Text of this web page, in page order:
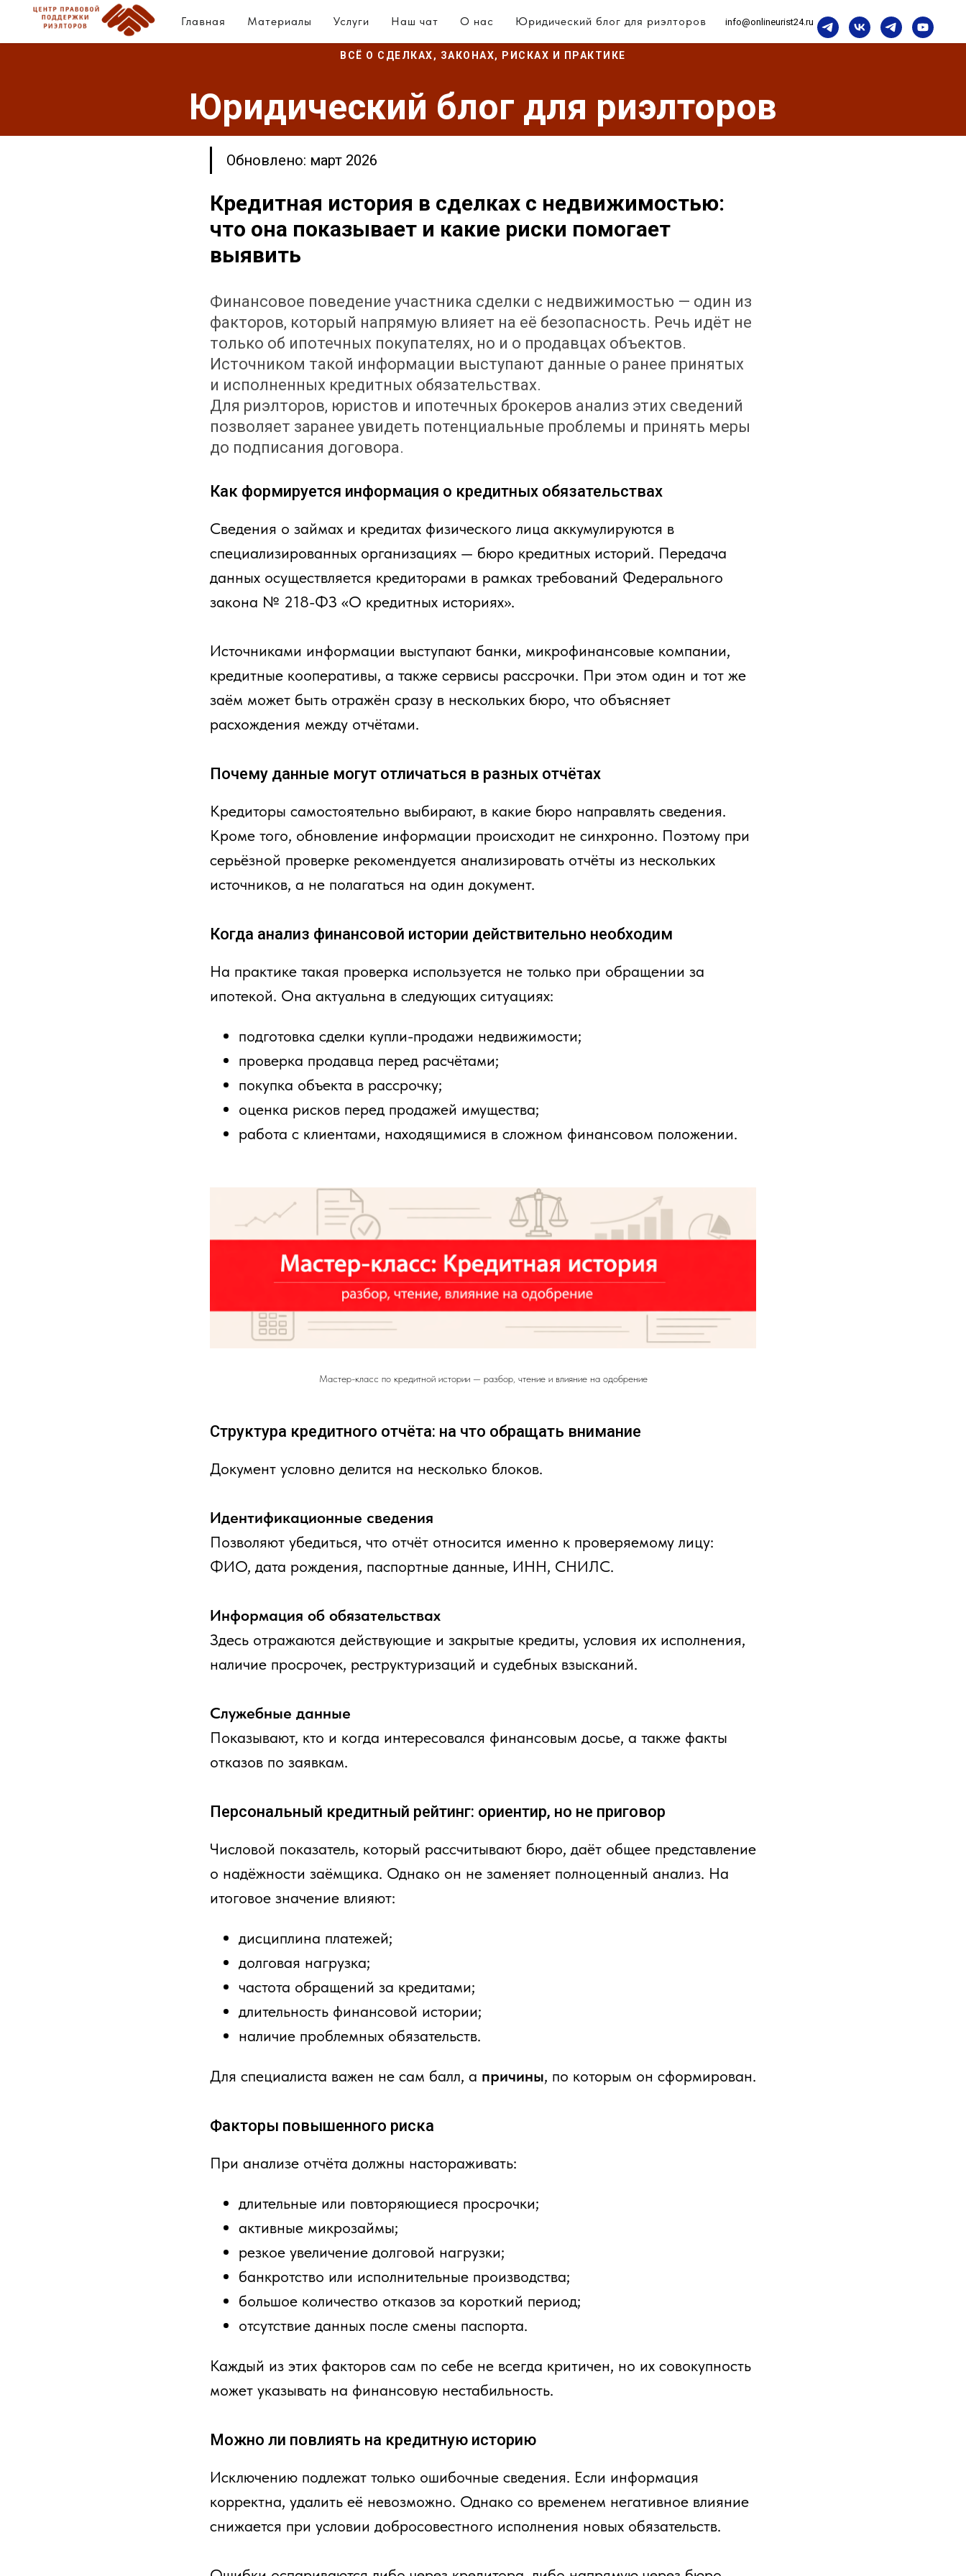
Главная Материалы Услуги Наш чат О нас Юридический блог для риэлторов info@onlineurist24.ru
ВСЁ О СДЕЛКАХ, ЗАКОНАХ, РИСКАХ И ПРАКТИКЕ
Юридический блог для риэлторов
Обновлено: март 2026
Кредитная история в сделках с недвижимостью:
что она показывает и какие риски помогает
выявить
Финансовое поведение участника сделки с недвижимостью — один из
факторов, который напрямую влияет на её безопасность. Речь идёт не
только об ипотечных покупателях, но и о продавцах объектов.
Источником такой информации выступают данные о ранее принятых
и исполненных кредитных обязательствах.
Для риэлторов, юристов и ипотечных брокеров анализ этих сведений
позволяет заранее увидеть потенциальные проблемы и принять меры
до подписания договора.
Как формируется информация о кредитных обязательствах
Сведения о займах и кредитах физического лица аккумулируются в
специализированных организациях — бюро кредитных историй. Передача
данных осуществляется кредиторами в рамках требований Федерального
закона № 218-ФЗ «О кредитных историях».
Источниками информации выступают банки, микрофинансовые компании,
кредитные кооперативы, а также сервисы рассрочки. При этом один и тот же
заём может быть отражён сразу в нескольких бюро, что объясняет
расхождения между отчётами.
Почему данные могут отличаться в разных отчётах
Кредиторы самостоятельно выбирают, в какие бюро направлять сведения.
Кроме того, обновление информации происходит не синхронно. Поэтому при
серьёзной проверке рекомендуется анализировать отчёты из нескольких
источников, а не полагаться на один документ.
Когда анализ финансовой истории действительно необходим
На практике такая проверка используется не только при обращении за
ипотекой. Она актуальна в следующих ситуациях:
подготовка сделки купли-продажи недвижимости;
проверка продавца перед расчётами;
покупка объекта в рассрочку;
оценка рисков перед продажей имущества;
работа с клиентами, находящимися в сложном финансовом положении.
Мастер-класс по кредитной истории — разбор, чтение и влияние на одобрение
Структура кредитного отчёта: на что обращать внимание
Документ условно делится на несколько блоков.
Идентификационные сведения
Позволяют убедиться, что отчёт относится именно к проверяемому лицу:
ФИО, дата рождения, паспортные данные, ИНН, СНИЛС.
Информация об обязательствах
Здесь отражаются действующие и закрытые кредиты, условия их исполнения,
наличие просрочек, реструктуризаций и судебных взысканий.
Служебные данные
Показывают, кто и когда интересовался финансовым досье, а также факты
отказов по заявкам.
Персональный кредитный рейтинг: ориентир, но не приговор
Числовой показатель, который рассчитывают бюро, даёт общее представление
о надёжности заёмщика. Однако он не заменяет полноценный анализ. На
итоговое значение влияют:
дисциплина платежей;
долговая нагрузка;
частота обращений за кредитами;
длительность финансовой истории;
наличие проблемных обязательств.
Для специалиста важен не сам балл, а причины, по которым он сформирован.
Факторы повышенного риска
При анализе отчёта должны настораживать:
длительные или повторяющиеся просрочки;
активные микрозаймы;
резкое увеличение долговой нагрузки;
банкротство или исполнительные производства;
большое количество отказов за короткий период;
отсутствие данных после смены паспорта.
Каждый из этих факторов сам по себе не всегда критичен, но их совокупность
может указывать на финансовую нестабильность.
Можно ли повлиять на кредитную историю
Исключению подлежат только ошибочные сведения. Если информация
корректна, удалить её невозможно. Однако со временем негативное влияние
снижается при условии добросовестного исполнения новых обязательств.